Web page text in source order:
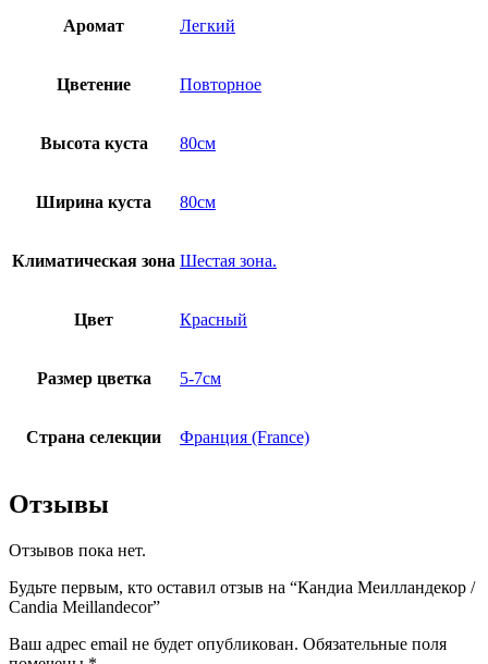
Аромат Легкий
Цветение Повторное
Высота куста 80см
Ширина куста 80см
Климатическая зона Шестая зона.
Цвет Красный
Размер цветка 5-7см
Страна селекции Франция (France)
Отзывы
Отзывов пока нет.
Будьте первым, кто оставил отзыв на “Кандиа Меилландекор /
Candia Meillandecor”
Ваш адрес email не будет опубликован. Обязательные поля